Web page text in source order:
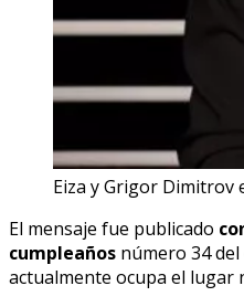
Eiza y Grigor Dimitrov
El mensaje fue publicado
cumpleaños número 34
actualmente ocupa el lugar